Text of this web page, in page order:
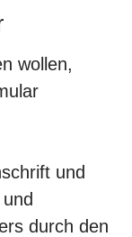
wollen,
und
durch den